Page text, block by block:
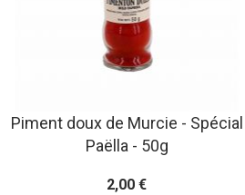
Piment doux de Murcie - Spécial
Paëlla - 50g
2,00 €